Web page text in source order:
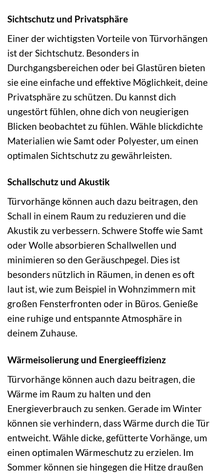
Sichtschutz und Privatsphäre
Einer der wichtigsten Vorteile von Türvorhängen
ist der Sichtschutz. Besonders in
Durchgangsbereichen oder bei Glastüren bieten
sie eine einfache und effektive Möglichkeit, deine
Privatsphäre zu schützen. Du kannst dich
ungestört fühlen, ohne dich von neugierigen
Blicken beobachtet zu fühlen. Wähle blickdichte
Materialien wie Samt oder Polyester, um einen
optimalen Sichtschutz zu gewährleisten.
Schallschutz und Akustik
Türvorhänge können auch dazu beitragen, den
Schall in einem Raum zu reduzieren und die
Akustik zu verbessern. Schwere Stoffe wie Samt
oder Wolle absorbieren Schallwellen und
minimieren so den Geräuschpegel. Dies ist
besonders nützlich in Räumen, in denen es oft
laut ist, wie zum Beispiel in Wohnzimmern mit
großen Fensterfronten oder in Büros. Genieße
eine ruhige und entspannte Atmosphäre in
deinem Zuhause.
Wärmeisolierung und Energieeffizienz
Türvorhänge können auch dazu beitragen, die
Wärme im Raum zu halten und den
Energieverbrauch zu senken. Gerade im Winter
können sie verhindern, dass Wärme durch die Tür
entweicht. Wähle dicke, gefütterte Vorhänge, um
einen optimalen Wärmeschutz zu erzielen. Im
Sommer können sie hingegen die Hitze draußen